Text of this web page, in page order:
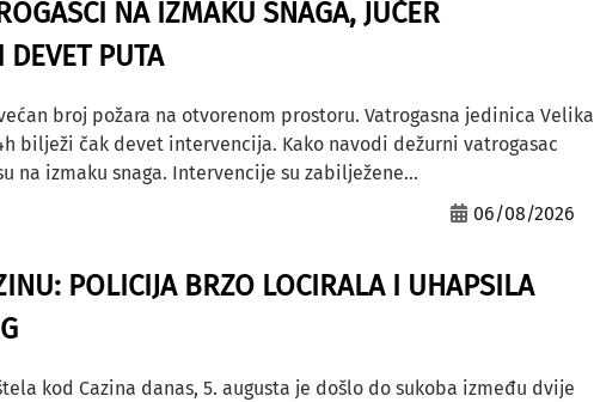
NA IZMAKU SNAGA, JUČER
PUTA
broj požara na otvorenom prostoru. Vatrogasna jedinica Velika
bilježi čak devet intervencija. Kako navodi dežurni vatrogasac
na izmaku snaga. Intervencije su zabilježene...
06/08/2026
POLICIJA BRZO LOCIRALA I UHAPSILA
kod Cazina danas, 5. augusta je došlo do sukoba između dvije